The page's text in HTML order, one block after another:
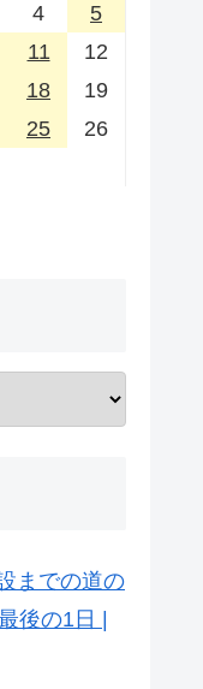
4
5
11
12
18
19
25
26
までの道の
後の1日 |